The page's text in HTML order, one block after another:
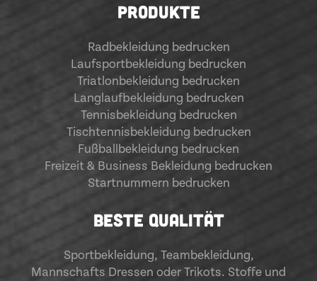
PRODUKTE
Radbekleidung bedrucken
Laufsportbekleidung bedrucken
Triatlonbekleidung bedrucken
Langlaufbekleidung bedrucken
Tennisbekleidung bedrucken
Tischtennisbekleidung bedrucken
Fußballbekleidung bedrucken
Freizeit & Business Bekleidung bedrucken
Startnummern bedrucken
BESTE QUALITÄT
Sportbekleidung, Teambekleidung,
Mannschafts Dressen oder Trikots. Stoffe und